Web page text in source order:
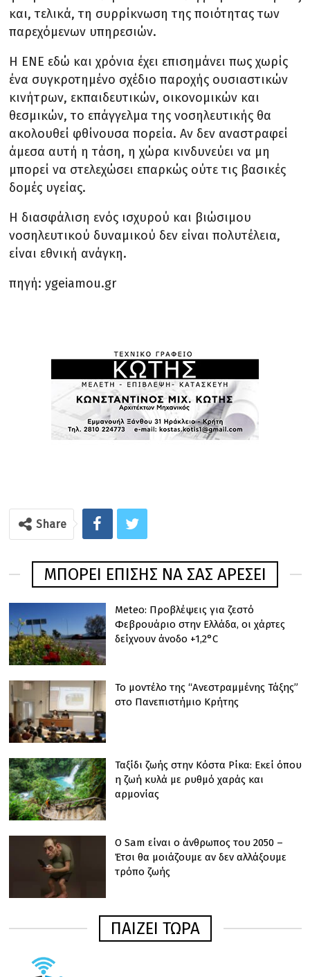
και, τελικά, τη συρρίκνωση της ποιότητας των
παρεχόμενων υπηρεσιών.
Η ΕΝΕ εδώ και χρόνια έχει επισημάνει πως χωρίς
ένα συγκροτημένο σχέδιο παροχής ουσιαστικών
κινήτρων, εκπαιδευτικών, οικονομικών και
θεσμικών, το επάγγελμα της νοσηλευτικής θα
ακολουθεί φθίνουσα πορεία. Αν δεν αναστραφεί
άμεσα αυτή η τάση, η χώρα κινδυνεύει να μη
μπορεί να στελεχώσει επαρκώς ούτε τις βασικές
δομές υγείας.
Η διασφάλιση ενός ισχυρού και βιώσιμου
νοσηλευτικού δυναμικού δεν είναι πολυτέλεια,
είναι εθνική ανάγκη.
πηγή: ygeiamou.gr
Share
ΜΠΟΡΕΊ ΕΠΊΣΗΣ ΝΑ ΣΑΣ ΑΡΈΣΕΙ
Meteo: Προβλέψεις για ζεστό
Φεβρουάριο στην Ελλάδα, οι χάρτες
δείχνουν άνοδο +1,2°C
Το μοντέλο της “Ανεστραμμένης Τάξης”
στο Πανεπιστήμιο Κρήτης
Ταξίδι ζωής στην Κόστα Ρίκα: Εκεί όπου
η ζωή κυλά με ρυθμό χαράς και
αρμονίας
Ο Sam είναι ο άνθρωπος του 2050 –
Έτσι θα μοιάζουμε αν δεν αλλάξουμε
τρόπο ζωής
ΠΑΙΖΕΙ ΤΩΡΑ